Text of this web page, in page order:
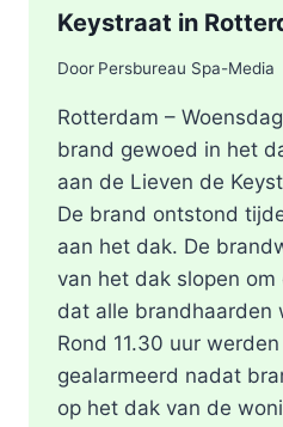
Keystraat in
Door Persbureau Spa-Media
Rotterdam –
brand gewoed in het
aan de Lieven de
De brand ontstond
aan het dak. De
van het dak slopen
dat alle brandhaarden
Rond 11.30 uur
gealarmeerd nadat
op het dak van de